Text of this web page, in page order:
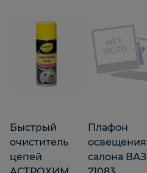
Быстрый
очиститель
цепей
Плафон
освещения
салона ВАЗ